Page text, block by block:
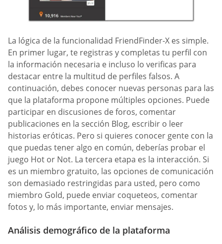
La lógica de la funcionalidad FriendFinder-X es simple.
En primer lugar, te registras y completas tu perfil con
la información necesaria e incluso lo verificas para
destacar entre la multitud de perfiles falsos. A
continuación, debes conocer nuevas personas para las
que la plataforma propone múltiples opciones. Puede
participar en discusiones de foros, comentar
publicaciones en la sección Blog, escribir o leer
historias eróticas. Pero si quieres conocer gente con la
que puedas tener algo en común, deberías probar el
juego Hot or Not. La tercera etapa es la interacción. Si
es un miembro gratuito, las opciones de comunicación
son demasiado restringidas para usted, pero como
miembro Gold, puede enviar coqueteos, comentar
fotos y, lo más importante, enviar mensajes.
Análisis demográfico de la plataforma